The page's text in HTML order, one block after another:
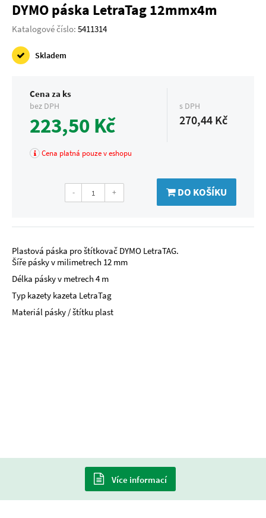
DYMO páska LetraTag 12mmx4m
Katalogové číslo: 5411314
Skladem
Cena za ks
bez DPH
223,50 Kč
s DPH
270,44 Kč
Cena platná pouze v eshopu
- + DO KOŠÍKU
Plastová páska pro štítkovač DYMO LetraTAG.
Šíře pásky v milimetrech 12 mm
Délka pásky v metrech 4 m
Typ kazety kazeta LetraTag
Materiál pásky / štítku plast
Více informací